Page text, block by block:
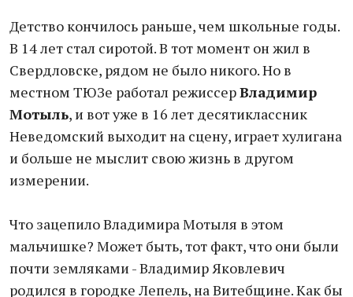
Детство кончилось раньше, чем школьные годы.
В 14 лет стал сиротой. В тот момент он жил в
Свердловске, рядом не было никого. Но в
местном ТЮЗе работал режиссерВладимир
Мотыль, и вот уже в 16 лет десятиклассник
Неведомский выходит на сцену, играет хулигана
и больше не мыслит свою жизнь в другом
измерении.
Что зацепило Владимира Мотыля в этом
мальчишке? Может быть, тот факт, что они были
почти земляками - Владимир Яковлевич
родился в городке Лепель, на Витебщине. Как бы